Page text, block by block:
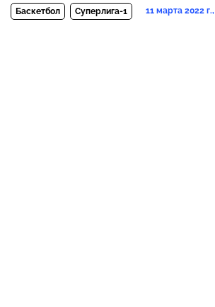
Баскетбол Суперлига-1 11 марта 2022